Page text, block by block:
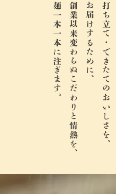
打ち立て・できたてのおいしさを、
お届けするために、
創業以来変わらぬこだわりと情熱を、
麺一本一本に注ぎます。